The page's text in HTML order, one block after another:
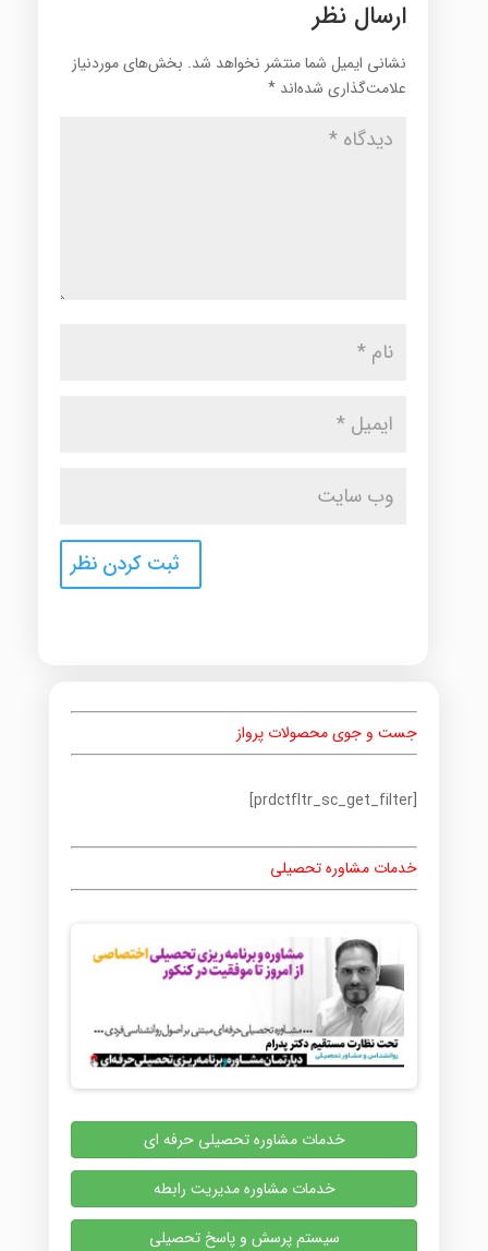
ارسال نظر
نشانی ایمیل شما منتشر نخواهد شد. بخش‌های موردنیاز
علامت‌گذاری شده‌اند *
جست و جوی محصولات پرواز
[prdctfltr_sc_get_filter]
خدمات مشاوره تحصیلی
خدمات مشاوره تحصیلی حرفه ای
خدمات مشاوره مدیریت رابطه
سیستم پرسش و پاسخ تحصیلی